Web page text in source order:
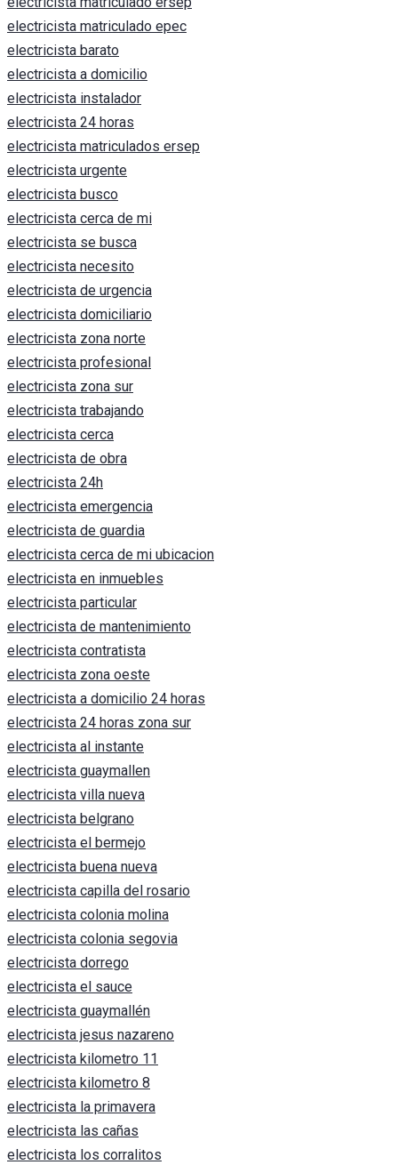
electricista matriculado epec
electricista barato
electricista a domicilio
electricista instalador
electricista 24 horas
electricista matriculados ersep
electricista urgente
electricista busco
electricista cerca de mi
electricista se busca
electricista necesito
electricista de urgencia
electricista domiciliario
electricista zona norte
electricista profesional
electricista zona sur
electricista trabajando
electricista cerca
electricista de obra
electricista 24h
electricista emergencia
electricista de guardia
electricista cerca de mi ubicacion
electricista en inmuebles
electricista particular
electricista de mantenimiento
electricista contratista
electricista zona oeste
electricista a domicilio 24 horas
electricista 24 horas zona sur
electricista al instante
electricista guaymallen
electricista villa nueva
electricista belgrano
electricista el bermejo
electricista buena nueva
electricista capilla del rosario
electricista colonia molina
electricista colonia segovia
electricista dorrego
electricista el sauce
electricista guaymallén
electricista jesus nazareno
electricista kilometro 11
electricista kilometro 8
electricista la primavera
electricista las cañas
electricista los corralitos